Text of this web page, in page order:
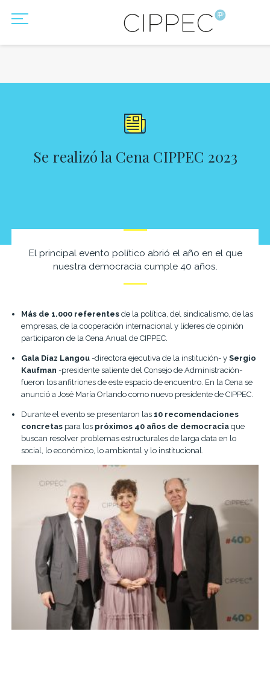
Se realizó la Cena CIPPEC 2023
El principal evento político abrió el año en el que
nuestra democracia cumple 40 años.
Más de 1.000 referentes de la política, del sindicalismo, de las
empresas, de la cooperación internacional y líderes de opinión
participaron de la Cena Anual de CIPPEC.
Gala Díaz Langou-directora ejecutiva de la institución- y Sergio
Kaufman -presidente saliente del Consejo de Administración-
fueron los anfitriones de este espacio de encuentro. En la Cena se
anunció a José María Orlando como nuevo presidente de CIPPEC.
Durante el evento se presentaron las 10 recomendaciones
concretaspara los próximos 40 años de democraciaque
buscan resolver problemas estructurales de larga data en lo
social, lo económico, lo ambiental y lo institucional.